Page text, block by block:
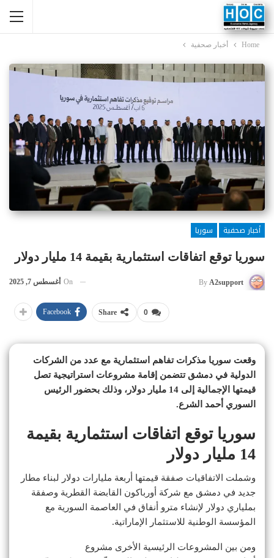
Home أخبار صحفية
أخبار صحفية
سوريا
سوريا توقع اتفاقات استثمارية بقيمة 14 مليار دولار
By A2support
On أغسطس 7, 2025
0
Share
Facebook
وقعت سوريا مذكرات تفاهم استثمارية مع عدد من الشركات
الدولية في دمشق تتضمن إقامة مشروعات استراتيجية تصل
قيمتها الإجمالية إلى 14 مليار دولار، وذلك بحضور الرئيس
السوري أحمد الشرع.
سوريا توقع اتفاقات استثمارية بقيمة
14 مليار دولار
وشملت الاتفاقيات صفقة قيمتها أربعة مليارات دولار لبناء مطار
جديد في دمشق مع شركة أورباكون القابضة القطرية وصفقة
بملياري دولار لإنشاء مترو أنفاق في العاصمة السورية مع
المؤسسة الوطنية للاستثمار الإماراتية.
ومن بين المشروعات الرئيسية الأخرى مشروع